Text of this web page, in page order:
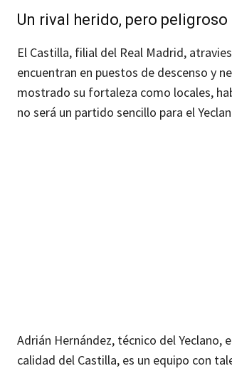
Un rival herido, pero peligroso
El Castilla, filial del Real Madrid,
encuentran en puestos de descenso y
mostrado su fortaleza como locales,
no será un partido sencillo para el
Adrián Hernández, técnico del Yeclano,
calidad del Castilla, es un equipo con